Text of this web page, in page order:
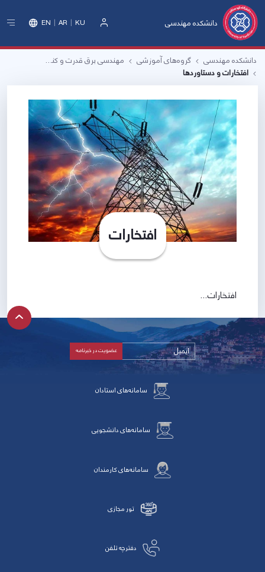
دانشکده مهندسی EN AR KU
دانشکده مهندسی گروه‌های آموزشی
مهندسی برق قدرت و کنترل
افتخارات و دستاوردها
افتخارات
افتخارات...
سامانه‌های استادان
سامانه‌های دانشجویی
سامانه‌های کارمندان
تور مجازی
دفترچه تلفن